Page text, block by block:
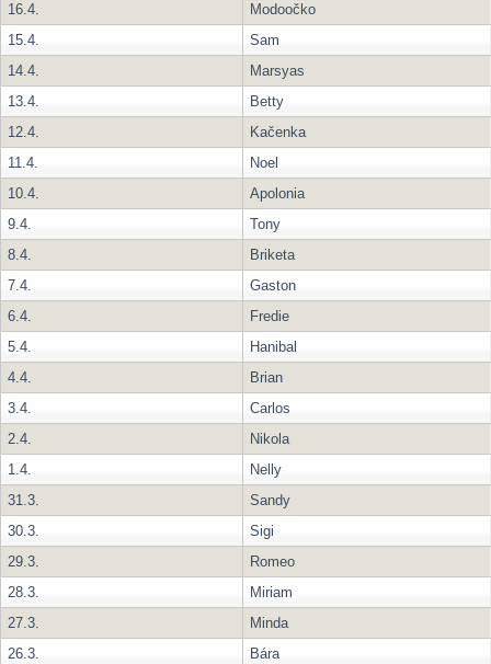
16.4.
Modoočko
15.4.
Sam
14.4.
Marsyas
13.4.
Betty
12.4.
Kačenka
11.4.
Noel
10.4.
Apolonia
9.4.
Tony
8.4.
Briketa
7.4.
Gaston
6.4.
Fredie
5.4.
Hanibal
4.4.
Brian
3.4.
Carlos
2.4.
Nikola
1.4.
Nelly
31.3.
Sandy
30.3.
Sigi
29.3.
Romeo
28.3.
Miriam
27.3.
Minda
26.3.
Bára